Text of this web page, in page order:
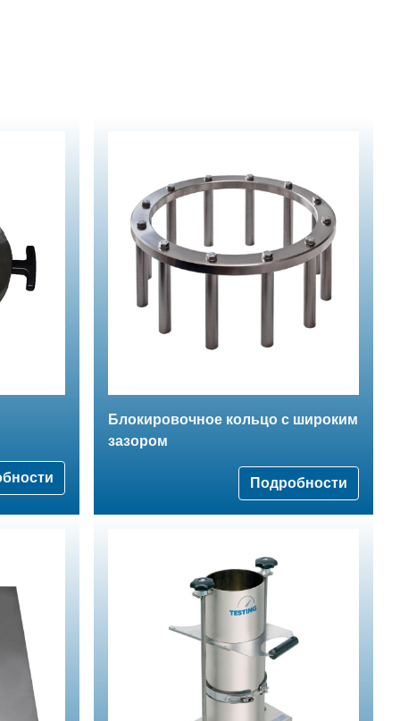
Блокировочное кольцо с широким
зазором
Подробности